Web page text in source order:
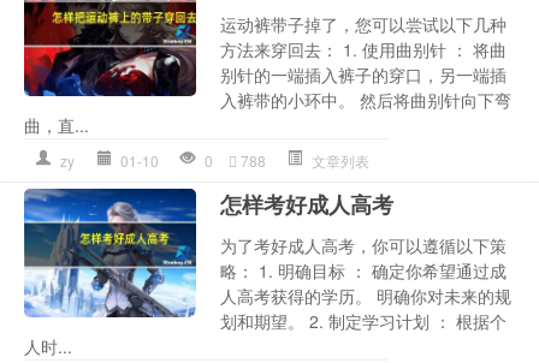
运动裤带子掉了，您可以尝试以下几种
方法来穿回去： 1. 使用曲别针 ： 将曲
别针的一端插入裤子的穿口，另一端插
入裤带的小环中。 然后将曲别针向下弯
曲，直...
zy 01-10 0 788 文章列表
怎样考好成人高考
为了考好成人高考，你可以遵循以下策
略： 1. 明确目标 ： 确定你希望通过成
人高考获得的学历。 明确你对未来的规
划和期望。 2. 制定学习计划 ： 根据个
人时...